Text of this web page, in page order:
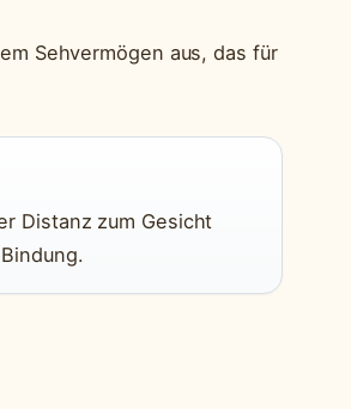
Sehvermögen aus, das für
Distanz zum Gesicht